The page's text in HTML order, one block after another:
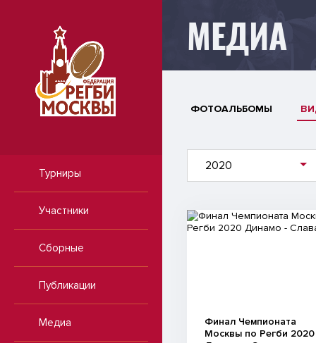
Турниры
Участники
Сборные
Публикации
Медиа
МЕДИА
ФОТОАЛЬБОМЫ
2020
Видео
Финал Чемпионата
Москвы по Регби 2020